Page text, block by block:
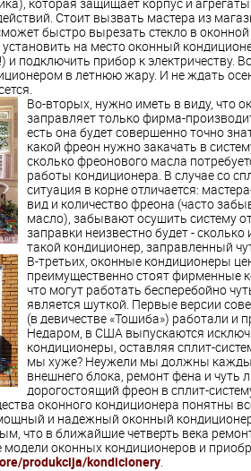
Стоит вызвать мастера из
быстро вырезать стекло в
на место оконный
и подключить прибор к электричеству.
в летнюю жару. И не ждать
Во-вторых, нужно иметь в виду, что
заправляет только фирма-
есть она будет совершенно точно
какой фреон нужно закачать в
сколько фреонового масла
работы кондиционера. В случае со
ситуация в корне отличается:
вид и количество фреона (часто
масло), забывают осушить систему
заправки неизвестно будет -
такой кондиционер, заправленный
В-третьих, оконные кондиционеры
преимущественно стоят фирменные
что могут работать бесперебойно
является шуткой. Первые версии
(в девичестве «Тошиба») работали и
Недаром, в США выпускаются
кондиционеры, оставляя сплит-
мы хуже? Неужели мы должны
внешнего блока, ремонт фена и чуть
дорогостоящий фреон в сплит-
оконного кондиционера понятны
и надежный оконный
что в ближайшие четверть века
оконных кондиционеров и
produkcija/kondicionery.